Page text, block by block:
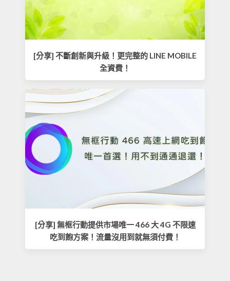
[分享] 不斷創新與升級！更完整的 LINE MOBILE
全資費！
[分享] 無框行動提供市場唯一 466 大 4G 不限速
吃到飽方案！流量沒用到就無須付費！